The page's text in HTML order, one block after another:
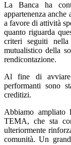
La Banca ha
appartenenza
a favore di attività
quanto riguarda
criteri seguiti
mutualistico della
rendicontazione.
Al fine di
performanti sono
creditizi.
Abbiamo
TEMA, che sta
ulteriormente
comunità. Un